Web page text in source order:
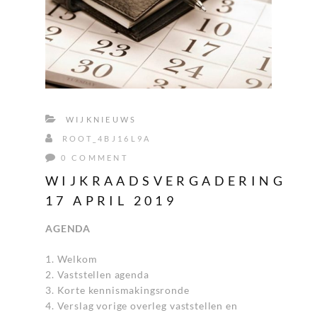
WIJKNIEUWS
ROOT_4BJ16L9A
0 COMMENT
WIJKRAADSVERGADERING
17 APRIL 2019
AGENDA
1. Welkom
2. Vaststellen agenda
3. Korte kennismakingsronde
4. Verslag vorige overleg vaststellen en